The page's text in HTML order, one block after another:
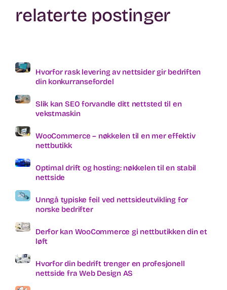
relaterte postinger
Hvorfor rask levering av nettsider gir bedriften
din konkurransefordel
Slik kan SEO forvandle ditt nettsted til en
vekstmaskin
WooCommerce – nøkkelen til en mer effektiv
nettbutikk
Optimal drift og hosting: nøkkelen til en stabil
nettside
Unngå typiske feil ved nettsideutvikling for
norske bedrifter
Derfor kan WooCommerce gi nettbutikken din et
løft
Hvorfor din bedrift trenger en profesjonell
nettside fra Web Design AS